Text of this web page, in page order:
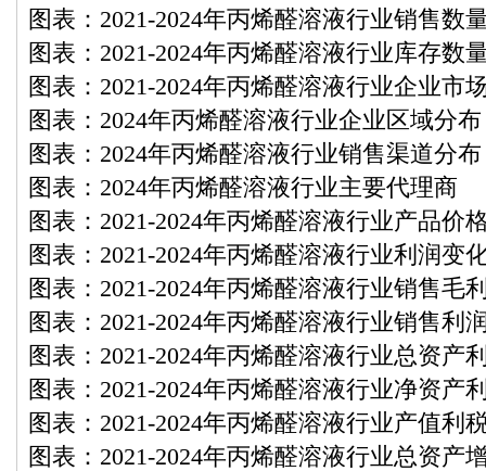
图表：2021-2024年丙烯醛溶液行业销售数
图表：2021-2024年丙烯醛溶液行业库存数
图表：2021-2024年丙烯醛溶液行业企业市
图表：2024年丙烯醛溶液行业企业区域分布
图表：2024年丙烯醛溶液行业销售渠道分布
图表：2024年丙烯醛溶液行业主要代理商
图表：2021-2024年丙烯醛溶液行业产品价
图表：2021-2024年丙烯醛溶液行业利润变
图表：2021-2024年丙烯醛溶液行业销售毛
图表：2021-2024年丙烯醛溶液行业销售利
图表：2021-2024年丙烯醛溶液行业总资产
图表：2021-2024年丙烯醛溶液行业净资产
图表：2021-2024年丙烯醛溶液行业产值利
图表：2021-2024年丙烯醛溶液行业总资产